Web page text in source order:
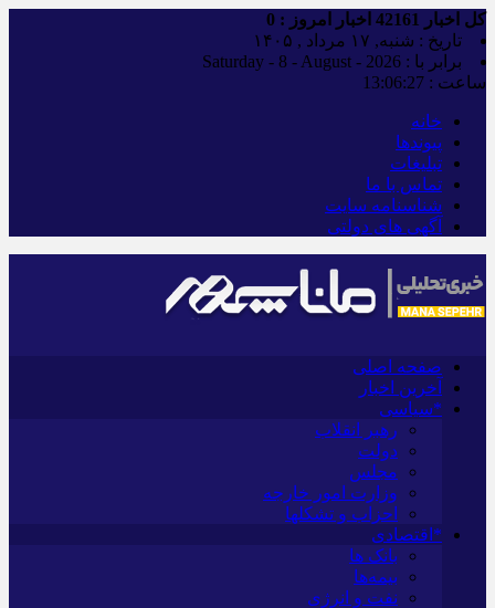
کل اخبار اخبار امروز : 0
تاریخ : شنبه, ۱۷ مرداد , ۱۴۰۵
برابر با : Saturday - 8 - August - 2026
ساعت : 13:06:29
خانه
پیوندها
تبلیغات
تماس با ما
شناسنامه سایت
آگهی های دولتی
صفحه اصلی
آخرین اخبار
*سیاسی
رهبر انقلاب
دولت
مجلس
وزارت امور خارجه
احزاب و تشکلها
*اقتصادی
بانک ها
بیمه‌ها
نفت و انرژی